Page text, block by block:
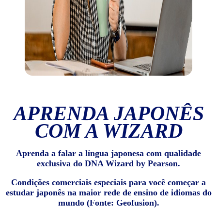
APRENDA JAPONÊS
COM A WIZARD
Aprenda a falar a língua japonesa com qualidade
exclusiva do DNA Wizard by Pearson.
Condições comerciais especiais para você começar a
estudar japonês na maior rede de ensino de idiomas do
mundo (Fonte: Geofusion).